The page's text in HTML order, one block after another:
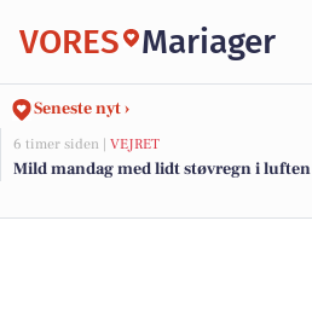
VORES Mariager
Seneste nyt ›
6 timer siden | VEJRET
Mild mandag med lidt støvregn i luften